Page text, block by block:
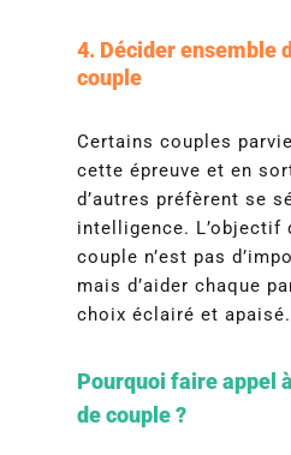
4. Décider ensemble
couple
Certains couples
cette épreuve et en
d’autres préfèrent se
intelligence. L’objectif
couple n’est pas
mais d’aider chaque
choix éclairé et apaisé.
Pourquoi faire appel
de couple?